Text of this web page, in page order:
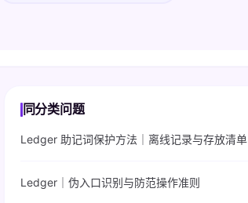
同分类问题
Ledger 助记词保护方法｜离线记录与存放清单
Ledger｜伪入口识别与防范操作准则